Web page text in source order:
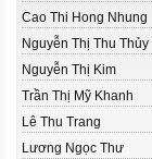
Cao Thi Hong Nhung
Nguyễn Thị Thu Thủy
Nguyễn Thị Kim
Trần Thị Mỹ Khanh
Lê Thu Trang
Lương Ngọc Thư